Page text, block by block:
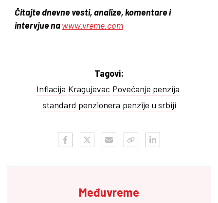
Čitajte dnevne vesti, analize, komentare i
intervjue nawww.vreme.com
Tagovi:
Inflacija Kragujevac Povećanje penzija
standard penzionera penzije u srbiji
Međuvreme